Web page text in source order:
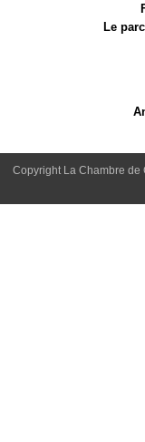
Le
Copyright La Chambre de